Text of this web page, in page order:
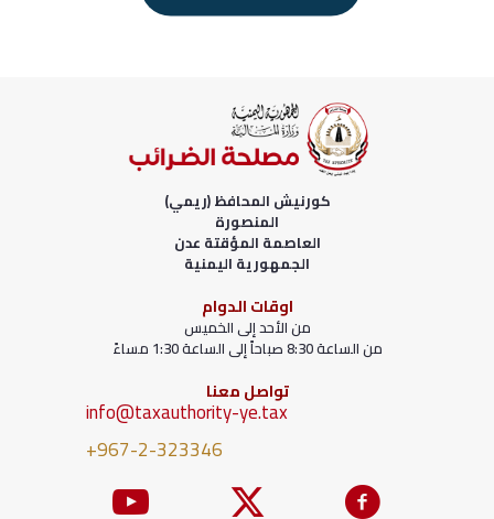
كورنيش المحافظ (ريمي)
المنصورة
العاصمة المؤقتة عدن
الجمهورية اليمنية
اوقات الدوام
من الأحد إلى الخميس
من الساعة 8:30 صباحاً إلى الساعة 1:30 مساءً
تواصل معنا
info@taxauthority-ye.tax
+967-2-323346